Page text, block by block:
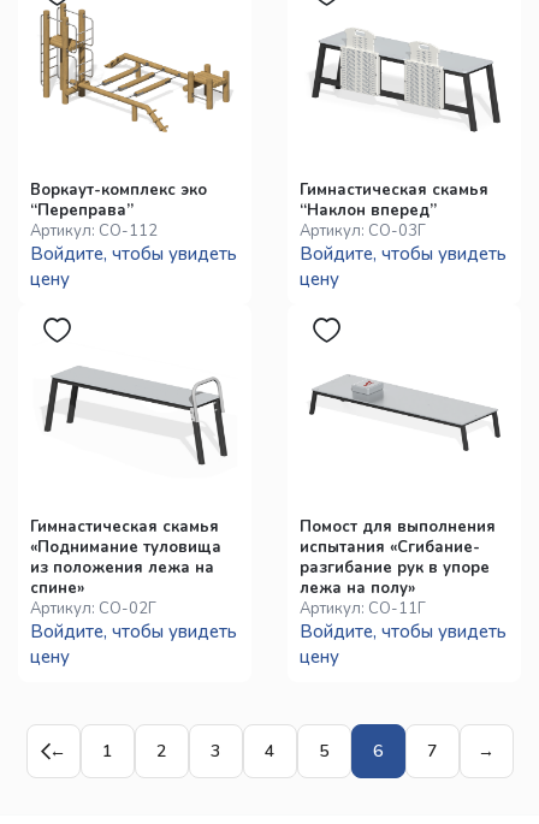
Воркаут-комплекс эко
“Переправа”
Артикул: СО-112
Войдите, чтобы увидеть
цену
Гимнастическая скамья
“Наклон вперед”
Артикул: СО-03Г
Войдите, чтобы увидеть
цену
Гимнастическая скамья
«Поднимание туловища
из положения лежа на
спине»
Артикул: СО-02Г
Войдите, чтобы увидеть
цену
Помост для выполнения
испытания «Сгибание-
разгибание рук в упоре
лежа на полу»
Артикул: СО-11Г
Войдите, чтобы увидеть
цену
← 1 2 3 4 5 6 7 →